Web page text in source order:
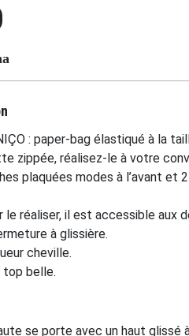
: paper-bag élastiqué à la
zippée, réalisez-le à votre
plaquées modes à l’avant et
le réaliser, il est accessible aux
à glissière.
cheville.
top belle.
se porte avec un haut glissé